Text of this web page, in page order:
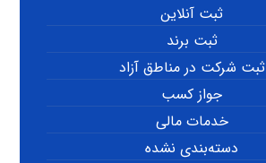
ثبت آنلاین
ثبت برند
ثبت شرکت در مناطق آزاد
جواز کسب
خدمات مالی
دسته‌بندی نشده